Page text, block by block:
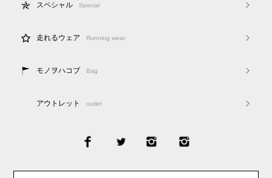
スペシャル Special
走れるウェア Running wear
モノヲハコブ Bag
アウトレット outlet